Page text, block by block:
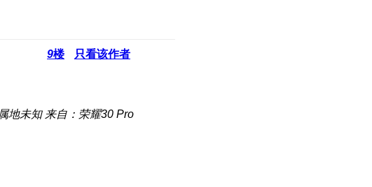
9楼 只看该作者
属地未知 来自：荣耀30 Pro